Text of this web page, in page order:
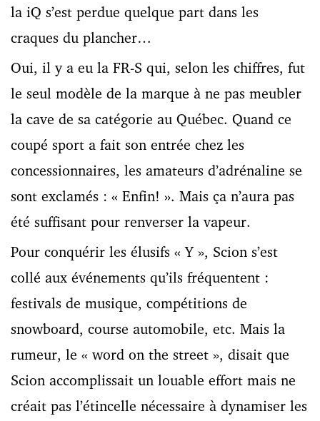
la iQ s’est perdue quelque part dans les
craques du plancher…
Oui, il y a eu la FR-S qui, selon les chiffres, fut
le seul modèle de la marque à ne pas meubler
la cave de sa catégorie au Québec. Quand ce
coupé sport a fait son entrée chez les
concessionnaires, les amateurs d’adrénaline se
sont exclamés : « Enfin! ». Mais ça n’aura pas
été suffisant pour renverser la vapeur.
Pour conquérir les élusifs « Y », Scion s’est
collé aux événements qu’ils fréquentent :
festivals de musique, compétitions de
snowboard, course automobile, etc. Mais la
rumeur, le « word on the street », disait que
Scion accomplissait un louable effort mais ne
créait pas l’étincelle nécessaire à dynamiser les